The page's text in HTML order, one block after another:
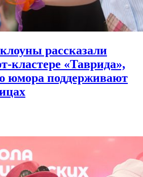
рассказали
кластере «Таврида»,
юмора поддерживают